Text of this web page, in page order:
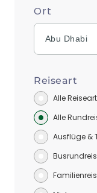
Ort
Abu Dhabi
Reiseart
Alle
Alle
Ausflüge &